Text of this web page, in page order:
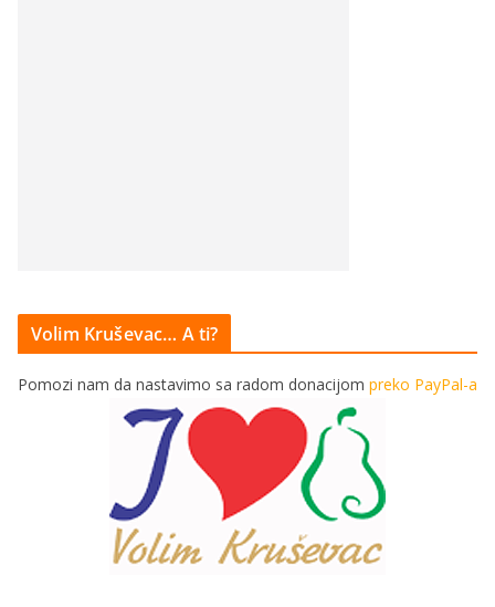
Volim Kruševac… A ti?
Pomozi nam da nastavimo sa radom donacijom preko PayPal-a